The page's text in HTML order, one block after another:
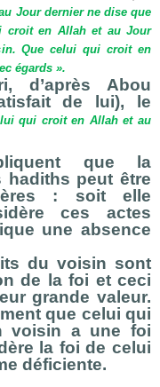
Jour dernier ne dise que
croit en Allah et au Jour
Que celui qui croit en
égards ».
d’après Abou
de lui), le
qui croit en Allah et au
que la
hadiths peut être
: soit elle
ces actes
une absence
du voisin sont
de la foi et ceci
grande valeur.
que celui qui
voisin a une foi
la foi de celui
déficiente.